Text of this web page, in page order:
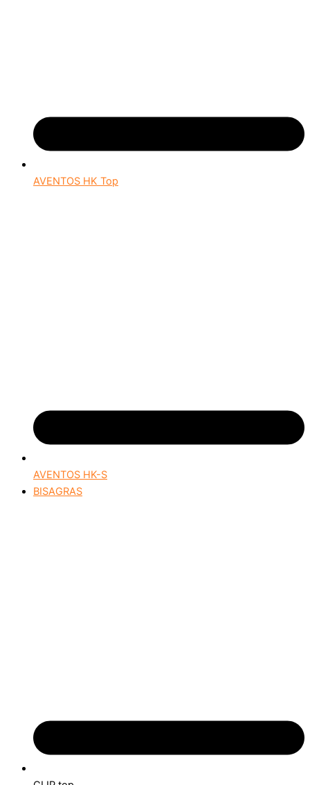
AVENTOS HK Top
AVENTOS HK-S
BISAGRAS